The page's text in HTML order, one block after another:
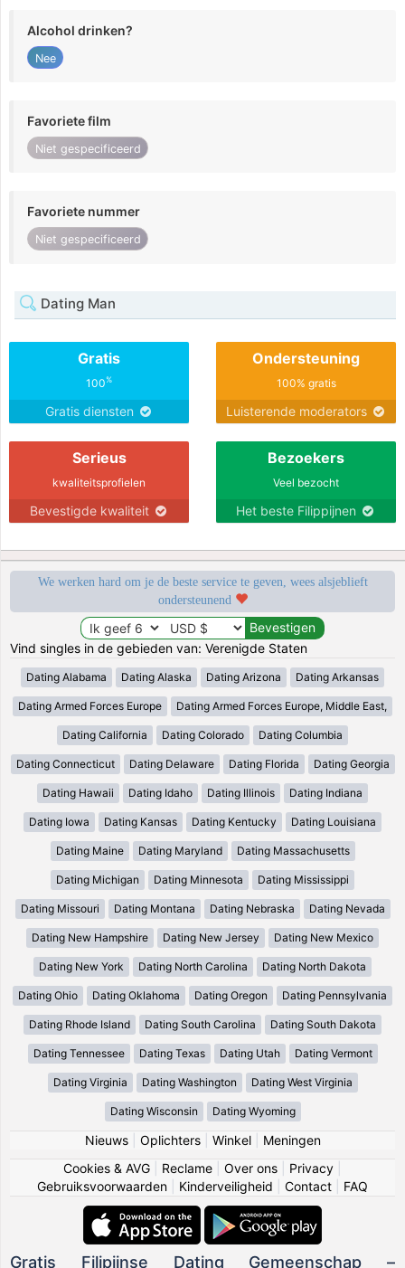
Alcohol drinken?
Nee
Favoriete film
Niet gespecificeerd
Favoriete nummer
Niet gespecificeerd
Dating Man
Gratis
100%
Gratis diensten
Ondersteuning
100% gratis
Luisterende moderators
Serieus
kwaliteitsprofielen
Bevestigde kwaliteit
Bezoekers
Veel bezocht
Het beste Filippijnen
We werken hard om je de beste service te geven, wees alsjeblieft
ondersteunend
Vind singles in de gebieden van: Verenigde Staten
Dating Alabama Dating Alaska Dating Arizona Dating Arkansas
Dating Armed Forces Europe Dating Armed Forces Europe, Middle East,
Dating California Dating Colorado Dating Columbia
Dating Connecticut Dating Delaware Dating Florida Dating Georgia
Dating Hawaii Dating Idaho Dating Illinois Dating Indiana
Dating Iowa Dating Kansas Dating Kentucky Dating Louisiana
Dating Maine Dating Maryland Dating Massachusetts
Dating Michigan Dating Minnesota Dating Mississippi
Dating Missouri Dating Montana Dating Nebraska Dating Nevada
Dating New Hampshire Dating New Jersey Dating New Mexico
Dating New York Dating North Carolina Dating North Dakota
Dating Ohio Dating Oklahoma Dating Oregon Dating Pennsylvania
Dating Rhode Island Dating South Carolina Dating South Dakota
Dating Tennessee Dating Texas Dating Utah Dating Vermont
Dating Virginia Dating Washington Dating West Virginia
Dating Wisconsin Dating Wyoming
Nieuws| Oplichters| Winkel| Meningen
Cookies & AVG
Reclame Over ons Privacy
Gebruiksvoorwaarden
Kinderveiligheid Contact FAQ
Gratis Filipijnse Dating Gemeenschap –